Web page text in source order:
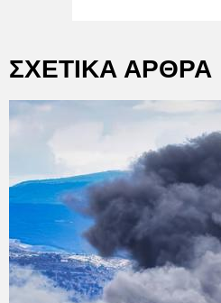
ΣΧΕΤΙΚΑ ΑΡΘΡΑ